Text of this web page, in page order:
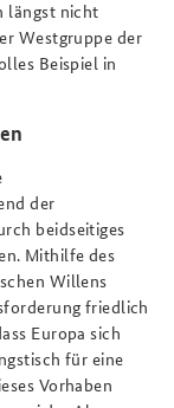
längst nicht
Westgruppe der
Beispiel in
der
beidseitiges
Mithilfe des
Willens
friedlich
Europa sich
für eine
Vorhaben